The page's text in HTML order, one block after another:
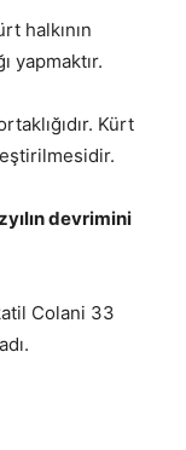
halkının
yapmaktır.
Kürt
devrimini
Colani 33